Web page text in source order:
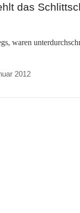
das
waren
2012